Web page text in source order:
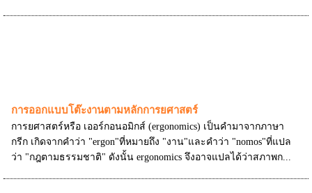
การออกแบบโต๊ะงานตามหลักการยศาสตร์
การยศาสตร์หรือ เออร์กอนอมิกส์ (ergonomics) เป็นคำมาจากภาษา
กรีก เกิดจากคำว่า "ergon"ที่หมายถึง "งาน"และคำว่า "nomos"ที่แปล
ว่า "กฎตามธรรมชาติ" ดังนั้น ergonomics จึงอาจแปลได้ว่าสภาพก...